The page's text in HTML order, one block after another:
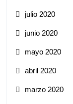
julio 2020
junio 2020
mayo 2020
abril 2020
marzo 2020